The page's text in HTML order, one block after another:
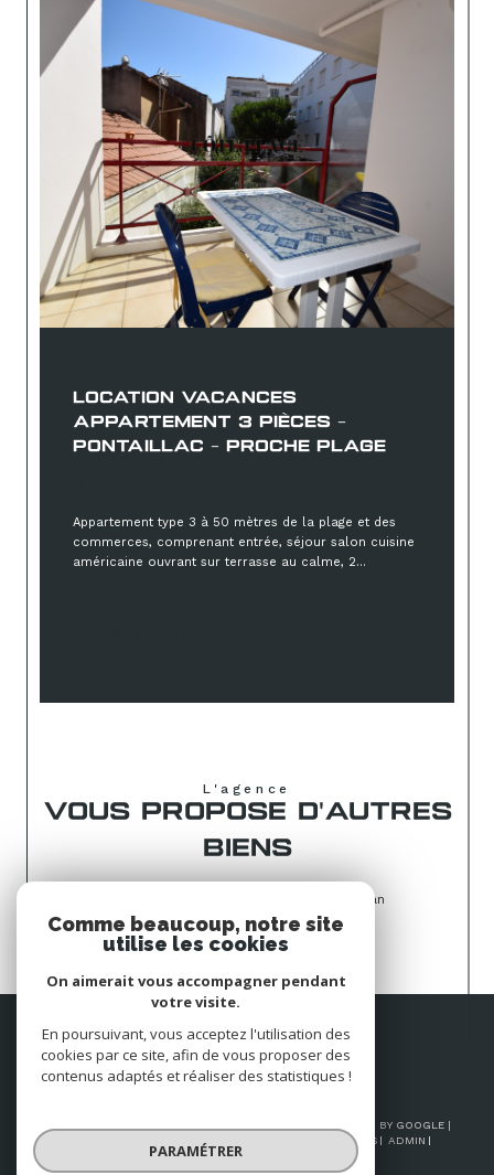
LOCATION VACANCES
APPARTEMENT 3 PIÈCES -
PONTAILLAC - PROCHE PLAGE
Appartement type 3 à 50 mètres de la plage et des
commerces, comprenant entrée, séjour salon cuisine
américaine ouvrant sur terrasse au calme, 2...
L'agence
VOUS PROPOSE D'AUTRES
BIENS
Appartement à louer pour les vacances à Royan
PROPRIÉTAIRE
Se connecter
© 2026 | TOUS DROITS RÉSERVÉS | TRADUCTION POWERED BY GOOGLE |
MENTIONS LÉGALES
ADMIN
NOS LIENS
POLITIQUE RGPD COOKIES
Comme beaucoup, notre site
utilise les cookies
On aimerait vous accompagner pendant
votre visite.
En poursuivant, vous acceptez l'utilisation des
cookies par ce site, afin de vous proposer des
contenus adaptés et réaliser des statistiques !
PARAMÉTRER